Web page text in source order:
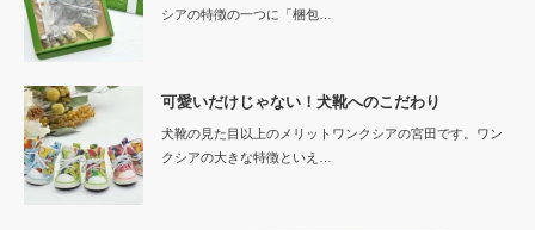
シアの特徴の一つに「梱包…
可愛いだけじゃない！犬靴へのこだわり
犬靴の見た目以上のメリットワンクシアの宮田です。ワン
クシアの大きな特徴といえ…